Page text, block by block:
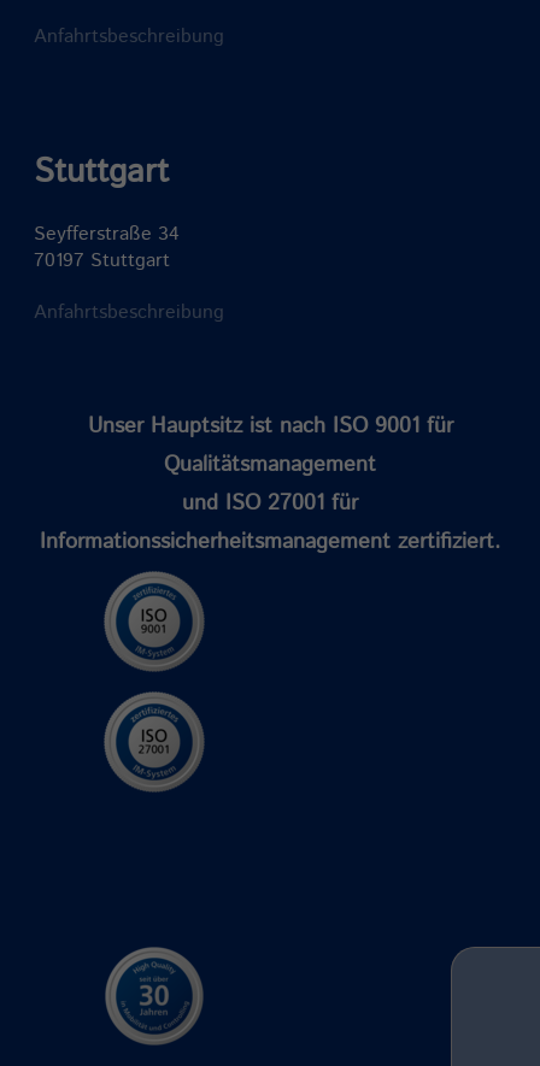
Anfahrtsbeschreibung
Stuttgart
Seyfferstraße 34
70197 Stuttgart
Anfahrtsbeschreibung
Unser Hauptsitz ist nach ISO 9001 für
Qualitätsmanagement
und ISO 27001 für
Informationssicherheitsmanagement zertifiziert.